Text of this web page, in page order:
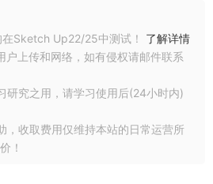
在Sketch Up22/25中测试！ 了解详情
户上传和网络，如有侵权请邮件联系
研究之用，请学习使用后(24小时内)
，收取费用仅维持本站的日常运营所
！